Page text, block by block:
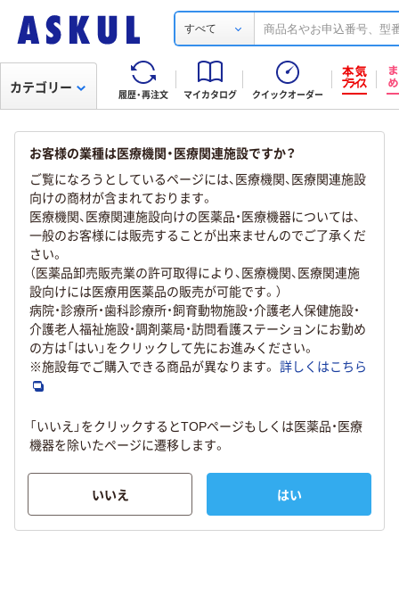
すべて
履歴・再注文 マイカタログ クイックオーダー
カテゴリー
お客様の業種は医療機関・医療関連施設ですか？
ご覧になろうとしているページには、医療機関、医療関連施設
向けの商材が含まれております。
医療機関、医療関連施設向けの医薬品・医療機器については、
一般のお客様には販売することが出来ませんのでご了承くだ
さい。
（医薬品卸売販売業の許可取得により、医療機関、医療関連施
設向けには医療用医薬品の販売が可能です。）
病院・診療所・歯科診療所・飼育動物施設・介護老人保健施設・
介護老人福祉施設・調剤薬局・訪問看護ステーションにお勤め
の方は「はい」をクリックして先にお進みください。
※施設毎でご購入できる商品が異なります。 詳しくはこちら
「いいえ」をクリックするとTOPページもしくは医薬品・医療
機器を除いたページに遷移します。
いいえ はい